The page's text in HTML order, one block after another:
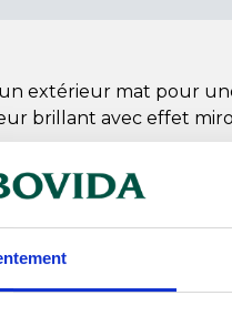
extérieur mat pour
brillant avec effet
aussi bien à la
qualité
et à la corrosion